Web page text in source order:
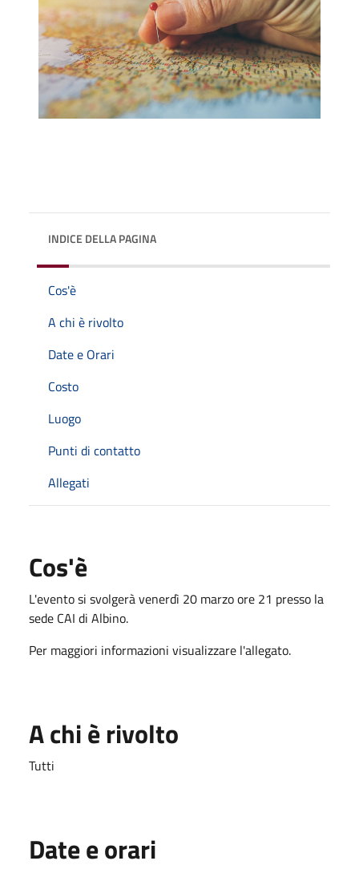
INDICE DELLA PAGINA
Cos'è
A chi è rivolto
Date e Orari
Costo
Luogo
Punti di contatto
Allegati
Cos'è
L'evento si svolgerà venerdì 20 marzo ore 21 presso la
sede CAI di Albino.
Per maggiori informazioni visualizzare l'allegato.
A chi è rivolto
Tutti
Date e orari